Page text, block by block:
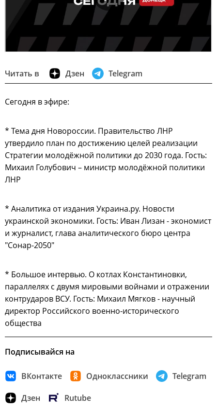
Читать в Дзен Telegram
Сегодня в эфире:
* Тема дня Новороссии. Правительство ЛНР
утвердило план по достижению целей реализации
Стратегии молодёжной политики до 2030 года. Гость:
Михаил Голубович – министр молодёжной политики
ЛНР
* Аналитика от издания Украина.ру. Новости
украинской экономики. Гость: Иван Лизан - экономист
и журналист, глава аналитического бюро центра
"Сонар-2050"
* Большое интервью. О котлах Константиновки,
параллелях с двумя мировыми войнами и отражении
контрударов ВСУ. Гость: Михаил Мягков - научный
директор Российского военно-исторического
общества
Подписывайся на
ВКонтакте Одноклассники Telegram
Дзен Rutube